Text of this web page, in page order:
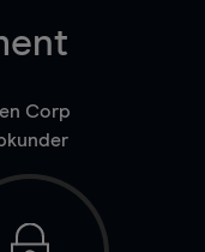
Corp